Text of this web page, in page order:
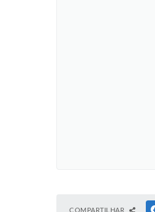
COMPARTILHAR